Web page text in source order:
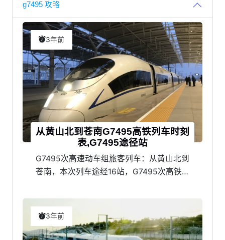
g7495 攻略
3年前
从黄山北到苍南G7495高铁列车时刻
表,G7495途径站
G7495次高速动车组旅客列车：从黄山北到
苍南，本次列车途经16站，G7495次高铁时
称，到达时间，发车时间，行车累计用时，
3年前